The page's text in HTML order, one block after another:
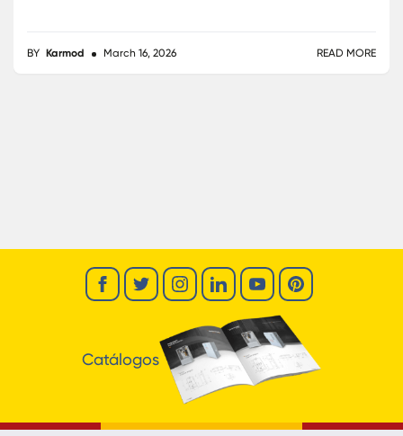
BY Karmod June 24, 2026 READ MORE
Catálogos